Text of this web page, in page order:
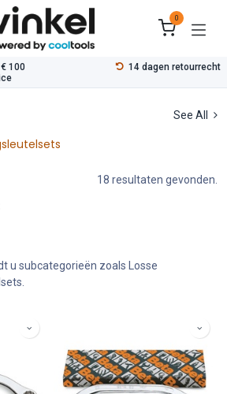
0
100
14 dagen retourrecht
See All
18 resultaten gevonden.
u subcategorieën zoals Losse